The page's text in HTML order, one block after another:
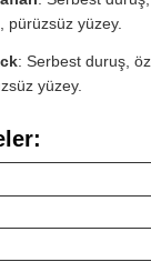
pürüzsüz yüzey.
: Serbest duruş,
yüzey.